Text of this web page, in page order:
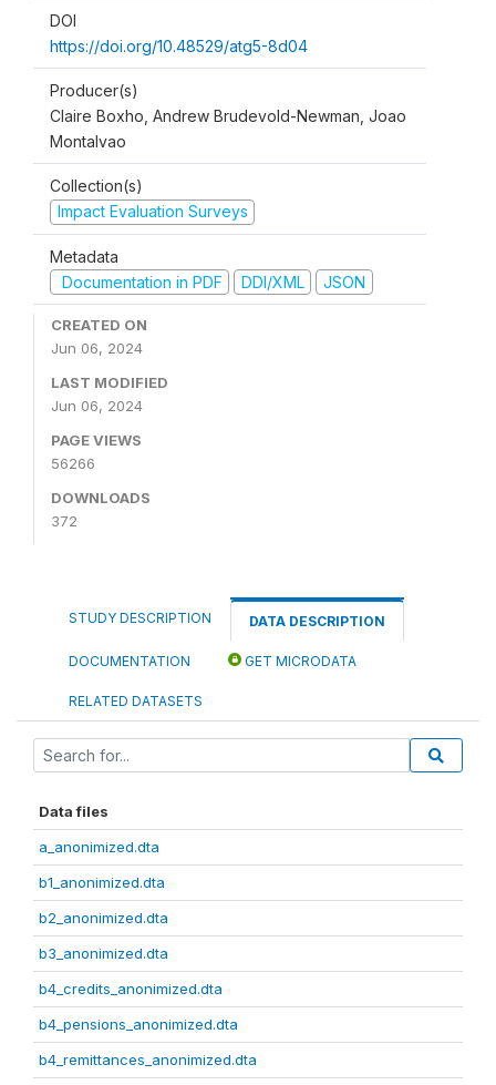
DOI
https://doi.org/10.48529/atg5-8d04
Producer(s)
Claire Boxho, Andrew Brudevold-Newman, Joao
Montalvao
Collection(s)
Impact Evaluation Surveys
Metadata
Documentation in PDF
DDI/XML JSON
CREATED ON
Jun 06, 2024
LAST MODIFIED
Jun 06, 2024
PAGE VIEWS
56266
DOWNLOADS
372
STUDY DESCRIPTION DATA DESCRIPTION
DOCUMENTATION GET MICRODATA
RELATED DATASETS
Data files
a_anonimized.dta
b1_anonimized.dta
b2_anonimized.dta
b3_anonimized.dta
b4_credits_anonimized.dta
b4_pensions_anonimized.dta
b4_remittances_anonimized.dta